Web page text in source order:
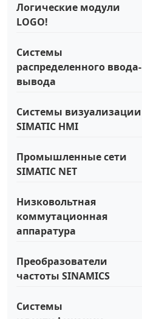
Логические модули
LOGO!
Системы
распределенного ввода-
вывода
Системы визуализации
SIMATIC HMI
Промышленные сети
SIMATIC NET
Низковольтная
коммутационная
аппаратура
Преобразователи
частоты SINAMICS
Системы